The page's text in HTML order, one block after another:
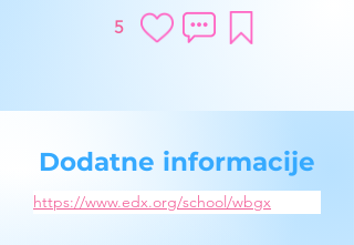
5
Dodatne informacije
https://www.edx.org/school/wbgx